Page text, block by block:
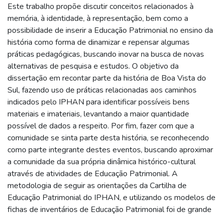
Este trabalho propõe discutir conceitos relacionados à
memória, à identidade, à representação, bem como a
possibilidade de inserir a Educação Patrimonial no ensino da
história como forma de dinamizar e repensar algumas
práticas pedagógicas, buscando inovar na busca de novas
alternativas de pesquisa e estudos. O objetivo da
dissertação em recontar parte da história de Boa Vista do
Sul, fazendo uso de práticas relacionadas aos caminhos
indicados pelo IPHAN para identificar possíveis bens
materiais e imateriais, levantando a maior quantidade
possível de dados a respeito. Por fim, fazer com que a
comunidade se sinta parte desta história, se reconhecendo
como parte integrante destes eventos, buscando aproximar
a comunidade da sua própria dinâmica histórico-cultural
através de atividades de Educação Patrimonial. A
metodologia de seguir as orientações da Cartilha de
Educação Patrimonial do IPHAN, e utilizando os modelos de
fichas de inventários de Educação Patrimonial foi de grande